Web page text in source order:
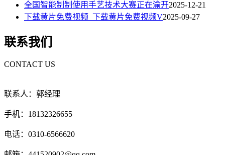
全国智能制制使用手艺技术大赛正在渝开2025-12-21
下载黄片免费视频_下载黄片免费视频V2025-09-27
联系我们
CONTACT US
联系人：郭经理
手机：18132326655
电话：0310-6566620